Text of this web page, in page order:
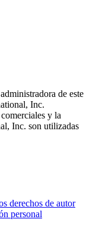
de este
Inc.
y la
Inc. son utilizadas
derechos de autor
personal